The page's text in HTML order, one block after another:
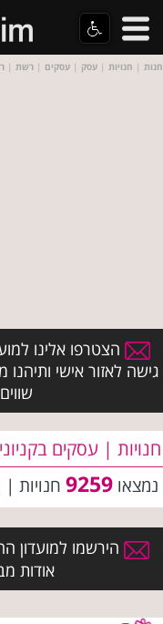
חנות | חנויות | עסק | עסקים | רשת |
הצטרפו אלינו
גישה לאזור אישי ותיהנו
חנויות | עסקים
נמצאו 9259 חנויות
הירשמו למועדון
אודות